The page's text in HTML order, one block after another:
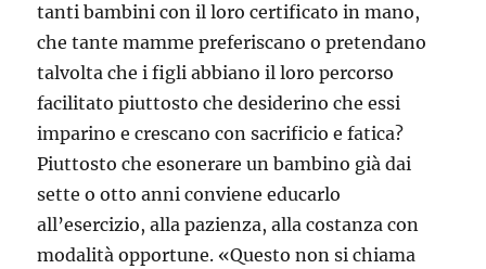
tanti bambini con il loro certificato in mano,
che tante mamme preferiscano o pretendano
talvolta che i figli abbiano il loro percorso
facilitato piuttosto che desiderino che essi
imparino e crescano con sacrificio e fatica?
Piuttosto che esonerare un bambino già dai
sette o otto anni conviene educarlo
all’esercizio, alla pazienza, alla costanza con
modalità opportune. «Questo non si chiama